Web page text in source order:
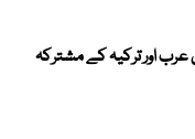
اور ترکیہ کے مشترکہ